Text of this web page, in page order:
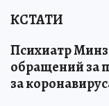
КСТАТИ
Психиатр
обращений за
за